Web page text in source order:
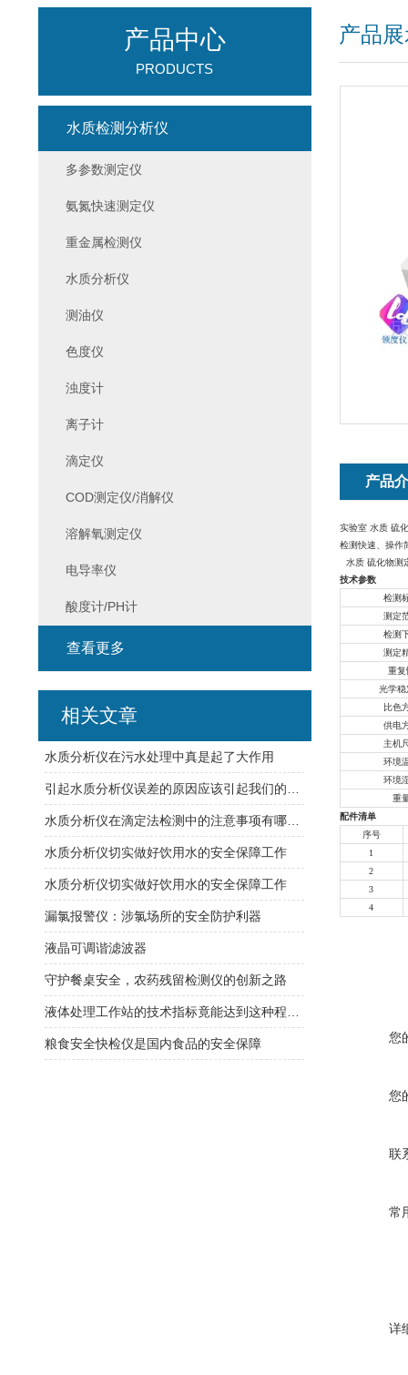
产品
产品
实验室 水质 硫
检测快速、操作
水质 硫化物测
技术参数
检测
测定
检测
测定
重复
光学稳
比色
供电
主机
环境
环境
重
配件清单
序号
1
2
3
4
您
您
联
常
详
产品中心
PRODUCTS
水质检测分析仪
多参数测定仪
氨氮快速测定仪
重金属检测仪
水质分析仪
测油仪
色度仪
浊度计
离子计
滴定仪
COD测定仪/消解仪
溶解氧测定仪
电导率仪
酸度计/PH计
查看更多
相关文章
水质分析仪在污水处理中真是起了大作用
水质分析仪切实做好饮用水的安全保障工作
水质分析仪切实做好饮用水的安全保障工作
漏氯报警仪：涉氯场所的安全防护利器
液晶可调谐滤波器
守护餐桌安全，农药残留检测仪的创新之路
粮食安全快检仪是国内食品的安全保障